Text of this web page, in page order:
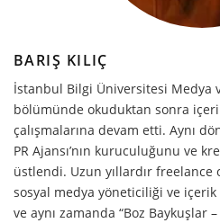
BARIŞ KILIÇ
İstanbul Bilgi Üniversitesi Medya
bölümünde okuduktan sonra
çalışmalarına devam etti. Aynı
PR Ajansı’nın kuruculuğunu ve
üstlendi. Uzun yıllardır
sosyal medya yöneticiliği ve
ve aynı zamanda “Boz Baykuşlar